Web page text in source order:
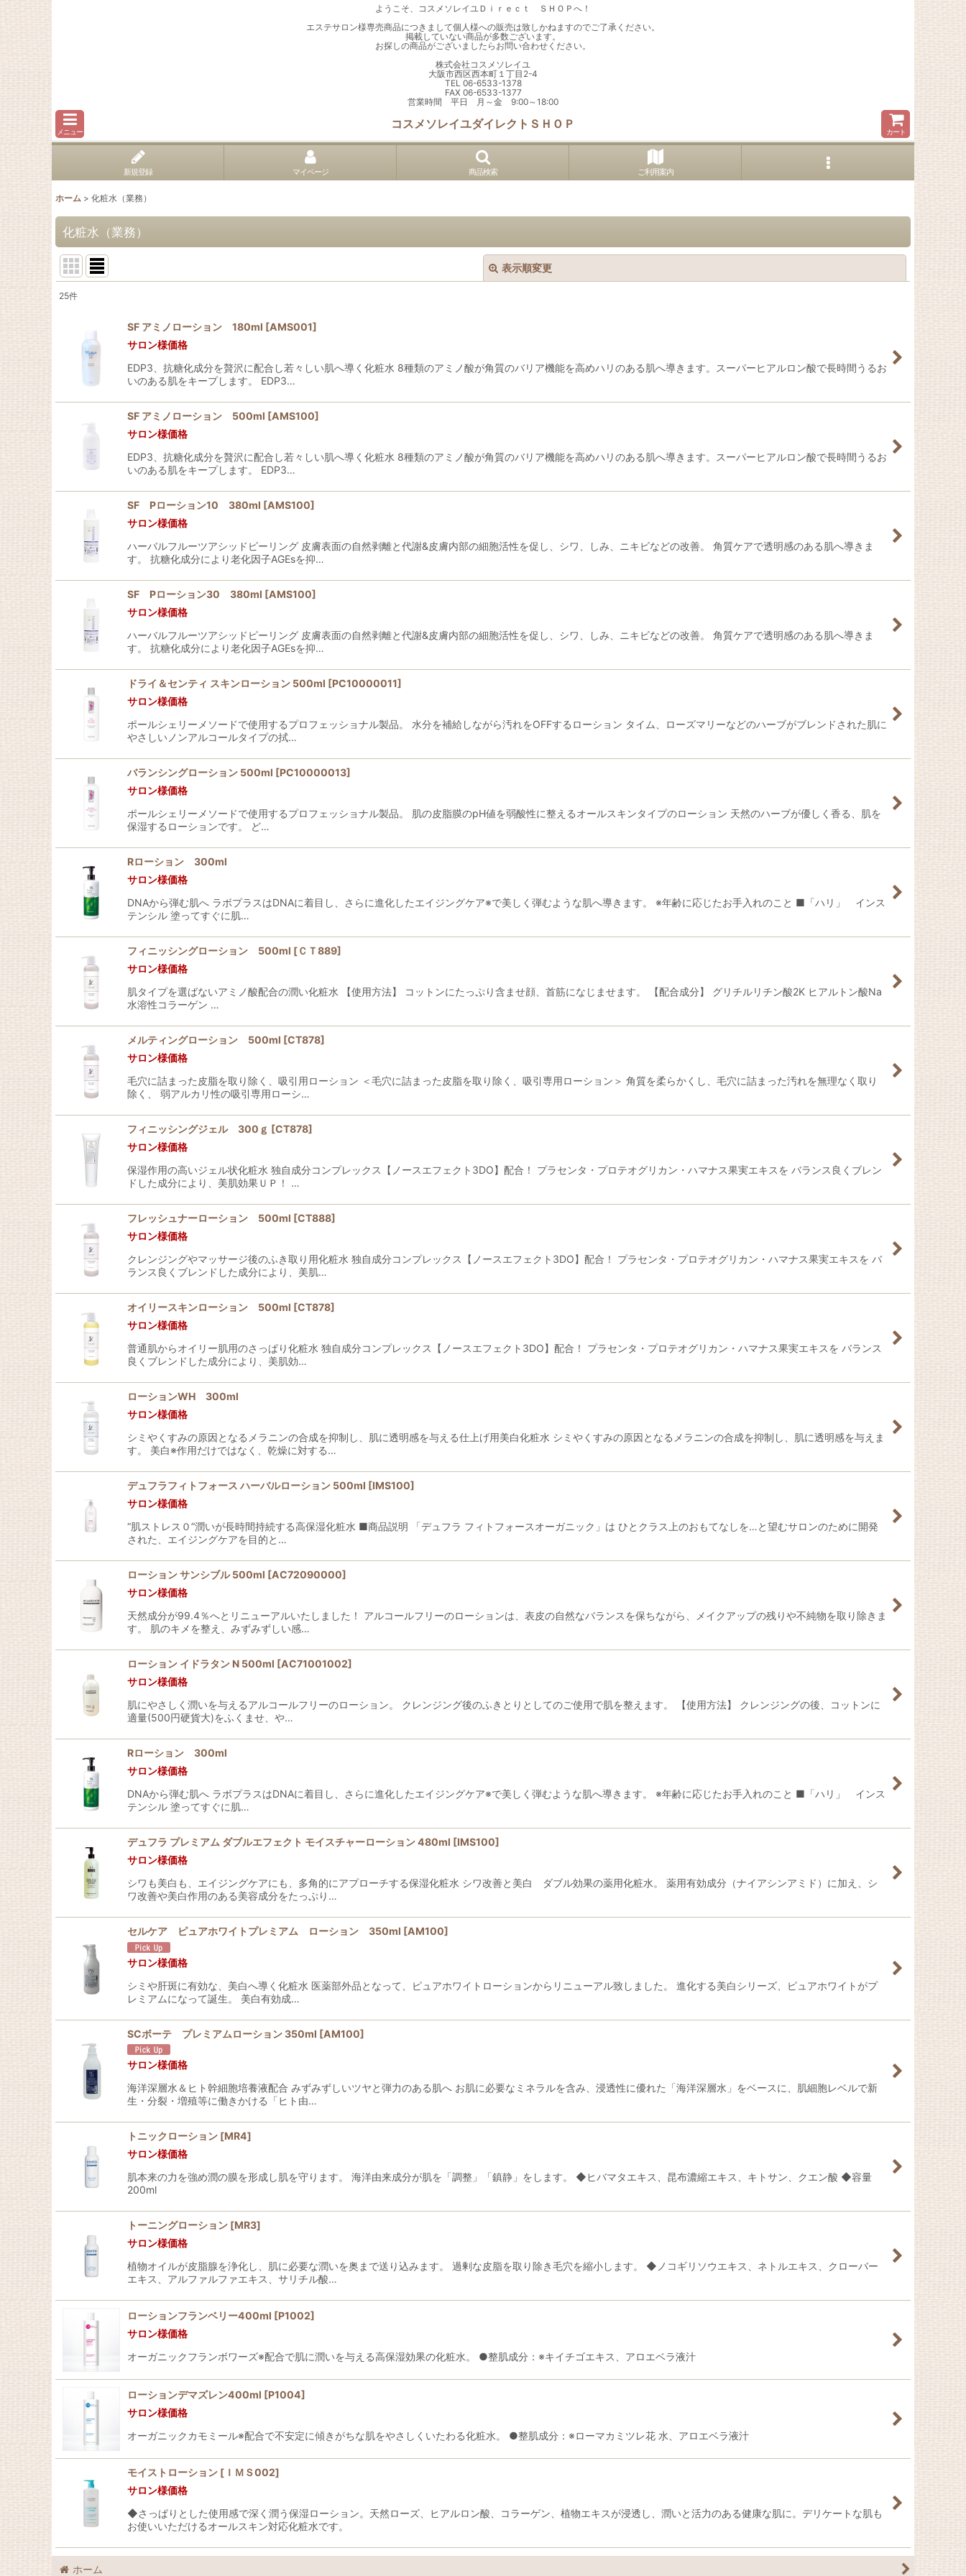
ようこそ、コスメソレイユＤｉｒｅｃｔ ＳＨＯＰへ！
エステサロン様専売商品につきまして個人様への販売は致しかねますのでご了承ください。
掲載していない商品が多数ございます。
お探しの商品がございましたらお問い合わせください。
株式会社コスメソレイユ
大阪市西区西本町１丁目2-4
TEL 06-6533-1378
FAX 06-6533-1377
営業時間 平日 月～金 9:00～18:00
メニュー
コスメソレイユダイレクトＳＨＯＰ
カート
新規登録 マイページ 商品検索 ご利用案内
ホーム > 化粧水（業務）
化粧水（業務）
表示順変更
並び順
25件
SF アミノローション 180ml [AMS001]
サロン様価格
EDP3、抗糖化成分を贅沢に配合し若々しい肌へ導く化粧水 8種類のアミノ酸が角質のバリア機能を高めハリのある肌へ導きます。スーパーヒアルロン酸で長時間うるお
いのある肌をキープします。 EDP3…
SF アミノローション 500ml [AMS100]
サロン様価格
EDP3、抗糖化成分を贅沢に配合し若々しい肌へ導く化粧水 8種類のアミノ酸が角質のバリア機能を高めハリのある肌へ導きます。スーパーヒアルロン酸で長時間うるお
いのある肌をキープします。 EDP3…
SF Pローション10 380ml [AMS100]
サロン様価格
ハーバルフルーツアシッドピーリング 皮膚表面の自然剥離と代謝&皮膚内部の細胞活性を促し、シワ、しみ、ニキビなどの改善。 角質ケアで透明感のある肌へ導きま
す。 抗糖化成分により老化因子AGEsを抑…
SF Pローション30 380ml [AMS100]
サロン様価格
ハーバルフルーツアシッドピーリング 皮膚表面の自然剥離と代謝&皮膚内部の細胞活性を促し、シワ、しみ、ニキビなどの改善。 角質ケアで透明感のある肌へ導きま
す。 抗糖化成分により老化因子AGEsを抑…
ドライ＆センティ スキンローション 500ml [PC10000011]
サロン様価格
ポールシェリーメソードで使用するプロフェッショナル製品。 水分を補給しながら汚れをOFFするローション タイム、ローズマリーなどのハーブがブレンドされた肌に
やさしいノンアルコールタイプの拭…
バランシングローション 500ml [PC10000013]
サロン様価格
ポールシェリーメソードで使用するプロフェッショナル製品。 肌の皮脂膜のpH値を弱酸性に整えるオールスキンタイプのローション 天然のハーブが優しく香る、肌を
保湿するローションです。 ど…
Rローション 300ml
サロン様価格
DNAから弾む肌へ ラボプラスはDNAに着目し、さらに進化したエイジングケア※で美しく弾むような肌へ導きます。 ※年齢に応じたお手入れのこと ■「ハリ」 インス
テンシル 塗ってすぐに肌…
フィニッシングローション 500ml [ＣＴ889]
サロン様価格
肌タイプを選ばないアミノ酸配合の潤い化粧水 【使用方法】 コットンにたっぷり含ませ顔、首筋になじませます。 【配合成分】 グリチルリチン酸2K ヒアルトン酸Na
水溶性コラーゲン …
メルティングローション 500ml [CT878]
サロン様価格
毛穴に詰まった皮脂を取り除く、吸引用ローション ＜毛穴に詰まった皮脂を取り除く、吸引専用ローション＞ 角質を柔らかくし、毛穴に詰まった汚れを無理なく取り
除く、 弱アルカリ性の吸引専用ローシ…
フィニッシングジェル 300ｇ [CT878]
サロン様価格
保湿作用の高いジェル状化粧水 独自成分コンプレックス【ノースエフェクト3DO】配合！ プラセンタ・プロテオグリカン・ハマナス果実エキスを バランス良くブレン
ドした成分により、美肌効果ＵＰ！ …
フレッシュナーローション 500ml [CT888]
サロン様価格
クレンジングやマッサージ後のふき取り用化粧水 独自成分コンプレックス【ノースエフェクト3DO】配合！ プラセンタ・プロテオグリカン・ハマナス果実エキスを バ
ランス良くブレンドした成分により、美肌…
オイリースキンローション 500ml [CT878]
サロン様価格
普通肌からオイリー肌用のさっぱり化粧水 独自成分コンプレックス【ノースエフェクト3DO】配合！ プラセンタ・プロテオグリカン・ハマナス果実エキスを バランス
良くブレンドした成分により、美肌効…
ローションWH 300ml
サロン様価格
シミやくすみの原因となるメラニンの合成を抑制し、肌に透明感を与える仕上げ用美白化粧水 シミやくすみの原因となるメラニンの合成を抑制し、肌に透明感を与えま
す。 美白※作用だけではなく、乾燥に対する…
デュフラフィトフォース ハーバルローション 500ml [IMS100]
サロン様価格
“肌ストレス０”潤いが長時間持続する高保湿化粧水 ■商品説明 「デュフラ フィトフォースオーガニック」は ひとクラス上のおもてなしを…と望むサロンのために開発
された、エイジングケアを目的と…
ローション サンシブル 500ml [AC72090000]
サロン様価格
天然成分が99.4％へとリニューアルいたしました！ アルコールフリーのローションは、表皮の自然なバランスを保ちながら、メイクアップの残りや不純物を取り除きま
す。 肌のキメを整え、みずみずしい感…
ローション イドラタン N 500ml [AC71001002]
サロン様価格
肌にやさしく潤いを与えるアルコールフリーのローション。 クレンジング後のふきとりとしてのご使用で肌を整えます。 【使用方法】 クレンジングの後、コットンに
適量(500円硬貨大)をふくませ、や…
Rローション 300ml
サロン様価格
DNAから弾む肌へ ラボプラスはDNAに着目し、さらに進化したエイジングケア※で美しく弾むような肌へ導きます。 ※年齢に応じたお手入れのこと ■「ハリ」 インス
テンシル 塗ってすぐに肌…
デュフラ プレミアム ダブルエフェクト モイスチャーローション 480ml [IMS100]
サロン様価格
シワも美白も、エイジングケアにも、多角的にアプローチする保湿化粧水 シワ改善と美白 ダブル効果の薬用化粧水。 薬用有効成分（ナイアシンアミド）に加え、シ
ワ改善や美白作用のある美容成分をたっぷり…
セルケア ピュアホワイトプレミアム ローション 350ml [AM100]
サロン様価格
シミや肝斑に有効な、美白へ導く化粧水 医薬部外品となって、ピュアホワイトローションからリニューアル致しました。 進化する美白シリーズ、ピュアホワイトがプ
レミアムになって誕生。 美白有効成…
SCボーテ プレミアムローション 350ml [AM100]
サロン様価格
海洋深層水＆ヒト幹細胞培養液配合 みずみずしいツヤと弾力のある肌へ お肌に必要なミネラルを含み、浸透性に優れた「海洋深層水」をベースに、肌細胞レベルで新
生・分裂・増殖等に働きかける「ヒト由…
トニックローション [MR4]
サロン様価格
肌本来の力を強め潤の膜を形成し肌を守ります。 海洋由来成分が肌を「調整」「鎮静」をします。 ◆ヒバマタエキス、昆布濃縮エキス、キトサン、クエン酸 ◆容量
200ml
トーニングローション [MR3]
サロン様価格
植物オイルが皮脂腺を浄化し、肌に必要な潤いを奥まで送り込みます。 過剰な皮脂を取り除き毛穴を縮小します。 ◆ノコギリソウエキス、ネトルエキス、クローバー
エキス、アルファルファエキス、サリチル酸…
ローションフランベリー400ml [P1002]
サロン様価格
オーガニックフランボワーズ※配合で肌に潤いを与える高保湿効果の化粧水。 ●整肌成分：※キイチゴエキス、アロエベラ液汁
ローションデマズレン400ml [P1004]
サロン様価格
オーガニックカモミール※配合で不安定に傾きがちな肌をやさしくいたわる化粧水。 ●整肌成分：※ローマカミツレ花 水、アロエベラ液汁
モイストローション [ ＩＭＳ002]
サロン様価格
◆さっぱりとした使用感で深く潤う保湿ローション。天然ローズ、ヒアルロン酸、コラーゲン、植物エキスが浸透し、潤いと活力のある健康な肌に。デリケートな肌も
お使いいただけるオールスキン対応化粧水です。
ホーム